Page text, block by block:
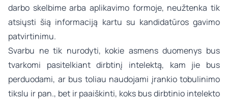
darbo skelbime arba aplikavimo formoje, neužtenka tik
atsiųsti šią informaciją kartu su kandidatūros gavimo
patvirtinimu.
Svarbu ne tik nurodyti, kokie asmens duomenys bus
tvarkomi pasitelkiant dirbtinį intelektą, kam jie bus
perduodami, ar bus toliau naudojami įrankio tobulinimo
tikslu ir pan., bet ir paaiškinti, koks bus dirbtinio intelekto